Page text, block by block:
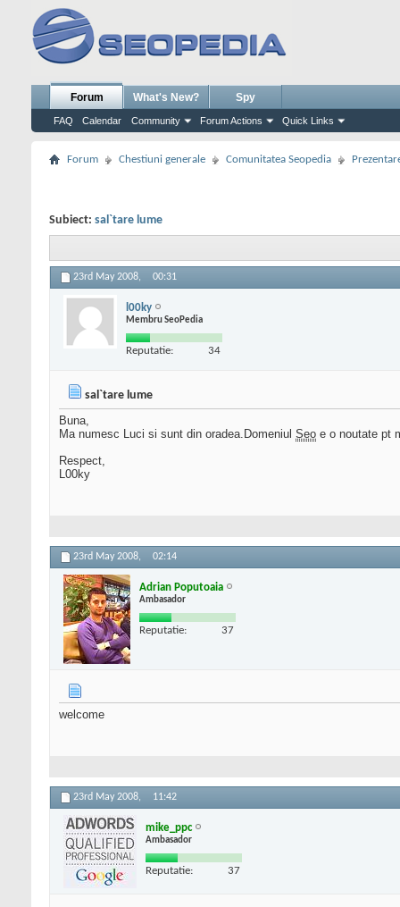
Forum
FAQ Calendar Community Forum Actions Quick Links
What's New? Spy
Forum Chestiuni generale Comunitatea Seopedia
Subiect: sal`tare lume
23rd May 2008, 00:31
l00ky
Membru SeoPedia
Reputatie: 34
sal`tare lume
Buna,
Ma numesc Luci si sunt din oradea.Domeniul Seo e o noutate pt
Respect,
L00ky
23rd May 2008, 02:14
Adrian Poputoaia
Ambasador
Reputatie: 37
welcome
23rd May 2008, 11:42
mike_ppc
Ambasador
Reputatie: 37